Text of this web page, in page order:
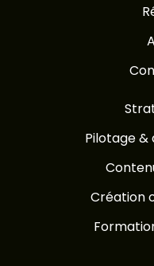
Pilotage
Création